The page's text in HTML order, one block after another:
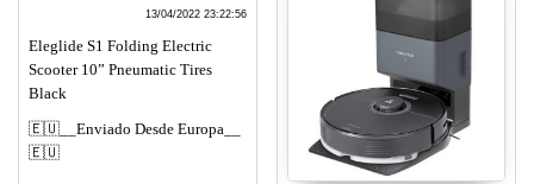
13/04/2022 23:22:56
Eleglide S1 Folding Electric
Scooter 10” Pneumatic Tires
Black
🇪🇺__Enviado Desde Europa__
🇪🇺